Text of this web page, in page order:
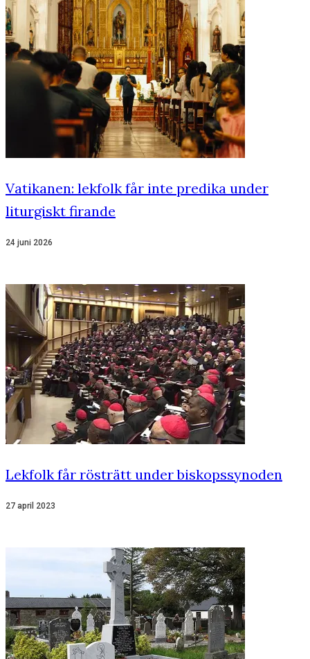
Vatikanen: lekfolk får inte predika under
liturgiskt firande
24 juni 2026
Lekfolk får rösträtt under biskopssynoden
27 april 2023